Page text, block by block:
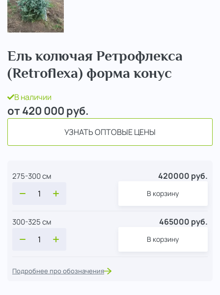
Ель колючая Ретрофлекса
(Retroflexa) форма конус
В наличии
от 420 000 руб.
УЗНАТЬ ОПТОВЫЕ ЦЕНЫ
275-300 см 420000 руб.
В корзину
300-325 см 465000 руб.
В корзину
Подробнее про обозначения